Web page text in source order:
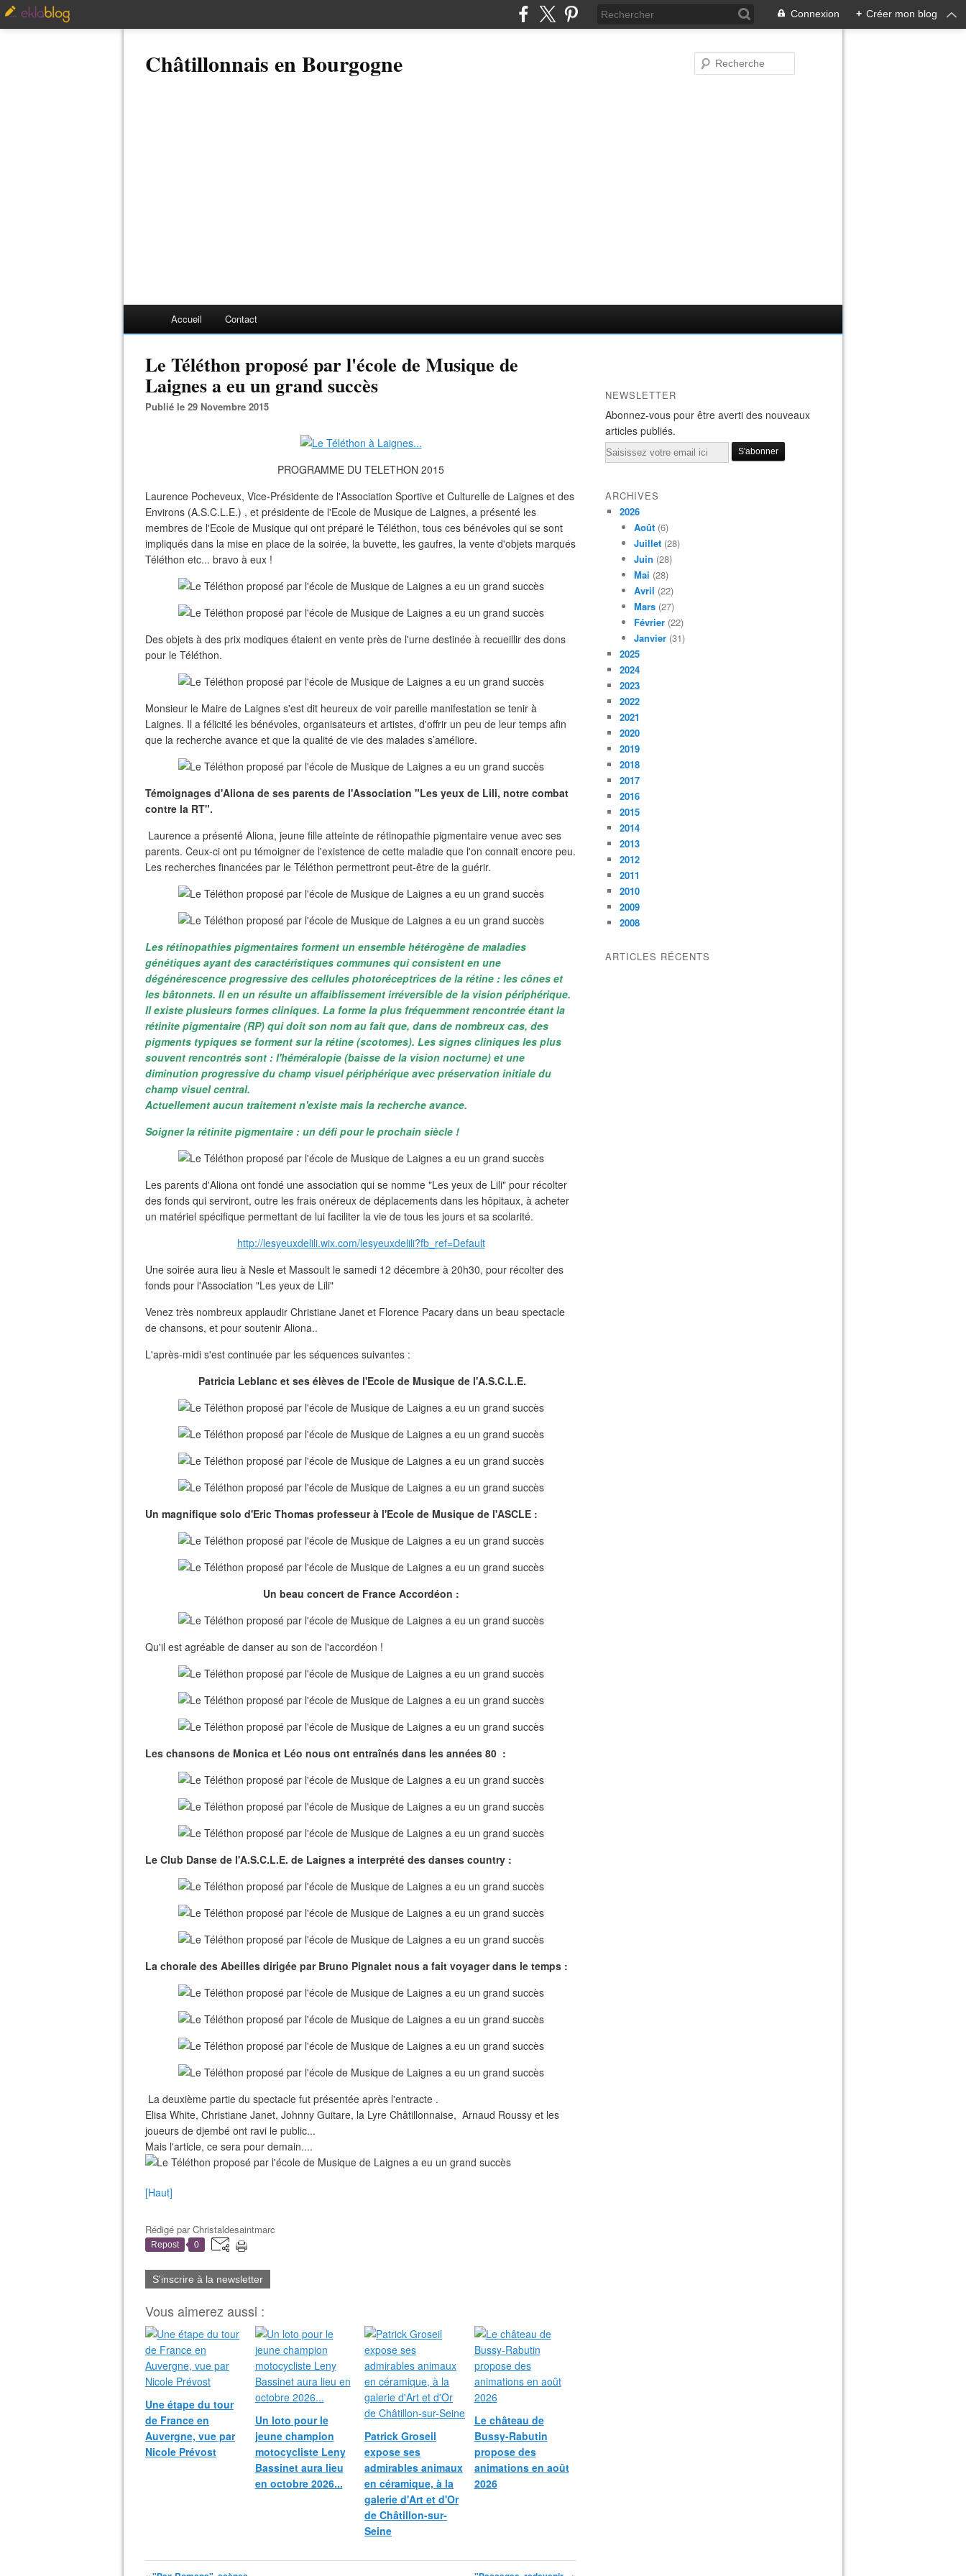
Connexion + Créer mon blog
Châtillonnais en Bourgogne
Accueil Contact
Le Téléthon proposé par l'école de Musique de
Laignes a eu un grand succès
Publié le 29 Novembre 2015
PROGRAMME DU TELETHON 2015
Laurence Pocheveux, Vice-Présidente de l'Association Sportive et Culturelle de Laignes et des
Environs (A.S.C.L.E.) , et présidente de l'Ecole de Musique de Laignes, a présenté les
membres de l'Ecole de Musique qui ont préparé le Téléthon, tous ces bénévoles qui se sont
impliqués dans la mise en place de la soirée, la buvette, les gaufres, la vente d'objets marqués
Téléthon etc... bravo à eux !
Des objets à des prix modiques étaient en vente près de l'urne destinée à recueillir des dons
pour le Téléthon.
Monsieur le Maire de Laignes s'est dit heureux de voir pareille manifestation se tenir à
Laignes. Il a félicité les bénévoles, organisateurs et artistes, d'offrir un peu de leur temps afin
que la recherche avance et que la qualité de vie des malades s’améliore.
Témoignages d'Aliona de ses parents de l'Association "Les yeux de Lili, notre combat
contre la RT".
Laurence a présenté Aliona, jeune fille atteinte de rétinopathie pigmentaire venue avec ses
parents. Ceux-ci ont pu témoigner de l'existence de cette maladie que l'on connait encore peu.
Les recherches financées par le Téléthon permettront peut-être de la guérir.
Les rétinopathies pigmentaires forment un ensemble hétérogène de maladies
génétiques ayant des caractéristiques communes qui consistent en une
dégénérescence progressive des cellules photoréceptrices de la rétine : les cônes et
les bâtonnets. Il en un résulte un affaiblissement irréversible de la vision périphérique.
Il existe plusieurs formes cliniques. La forme la plus fréquemment rencontrée étant la
rétinite pigmentaire (RP) qui doit son nom au fait que, dans de nombreux cas, des
pigments typiques se forment sur la rétine (scotomes). Les signes cliniques les plus
souvent rencontrés sont : l'héméralopie (baisse de la vision nocturne) et une
diminution progressive du champ visuel périphérique avec préservation initiale du
champ visuel central.
Actuellement aucun traitement n'existe mais la recherche avance.
Soigner la rétinite pigmentaire : un défi pour le prochain siècle !
Les parents d'Aliona ont fondé une association qui se nomme "Les yeux de Lili" pour récolter
des fonds qui serviront, outre les frais onéreux de déplacements dans les hôpitaux, à acheter
un matériel spécifique permettant de lui faciliter la vie de tous les jours et sa scolarité.
http://lesyeuxdelili.wix.com/lesyeuxdelili?fb_ref=Default
Une soirée aura lieu à Nesle et Massoult le samedi 12 décembre à 20h30, pour récolter des
fonds pour l'Association "Les yeux de Lili"
Venez très nombreux applaudir Christiane Janet et Florence Pacary dans un beau spectacle
de chansons, et pour soutenir Aliona..
L'après-midi s'est continuée par les séquences suivantes :
Patricia Leblanc et ses élèves de l'Ecole de Musique de l'A.S.C.L.E.
Un magnifique solo d'Eric Thomas professeur à l'Ecole de Musique de l'ASCLE :
Un beau concert de France Accordéon :
Qu'il est agréable de danser au son de l'accordéon !
Les chansons de Monica et Léo nous ont entraînés dans les années 80 :
Le Club Danse de l'A.S.C.L.E. de Laignes a interprété des danses country :
La chorale des Abeilles dirigée par Bruno Pignalet nous a fait voyager dans le temps :
La deuxième partie du spectacle fut présentée après l'entracte .
Elisa White, Christiane Janet, Johnny Guitare, la Lyre Châtillonnaise, Arnaud Roussy et les
joueurs de djembé ont ravi le public...
Mais l'article, ce sera pour demain....
[Haut]
Rédigé parChristaldesaintmarc
Repost 0
S'inscrire à la newsletter
Vous aimerez aussi :
Une étape du tour
de France en
Auvergne, vue par
Nicole Prévost
Un loto pour le
jeune champion
motocycliste Leny
Bassinet aura lieu
en octobre 2026...
Patrick Groseil
expose ses
admirables animaux
en céramique, à la
galerie d'Art et d'Or
de Châtillon-sur-
Seine
Le château de
Bussy-Rabutin
propose des
animations en août
2026
NEWSLETTER
Abonnez-vous pour être averti des nouveaux
articles publiés.
Email
ARCHIVES
2026
Août (6)
Juillet (28)
Juin (28)
Mai (28)
Avril (22)
Mars (27)
Février (22)
Janvier (31)
2025
2024
2023
2022
2021
2020
2019
2018
2017
2016
2015
2014
2013
2012
2011
2010
2009
2008
ARTICLES RÉCENTS